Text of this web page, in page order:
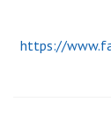
https://